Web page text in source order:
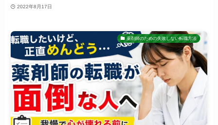
2022年8月17日
薬剤師のための失敗しない転職方法